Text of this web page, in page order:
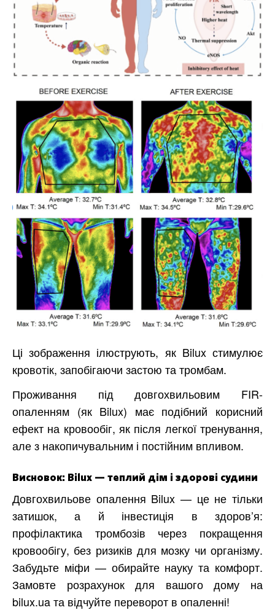
Ці зображення ілюструють, як Bilux стимулює
кровотік, запобігаючи застою та тромбам.
Проживання під довгохвильовим FIR-
опаленням (як Bilux) має подібний корисний
ефект на кровообіг, як після легкої тренування,
але з накопичувальним і постійним впливом.
Висновок: Bilux — теплий дім і здорові судини
Довгохвильове опалення Bilux — це не тільки
затишок, а й інвестиція в здоров’я:
профілактика тромбозів через покращення
кровообігу, без ризиків для мозку чи організму.
Забудьте міфи — обирайте науку та комфорт.
Замовте розрахунок для вашого дому на
bilux.ua та відчуйте переворот в опаленні!